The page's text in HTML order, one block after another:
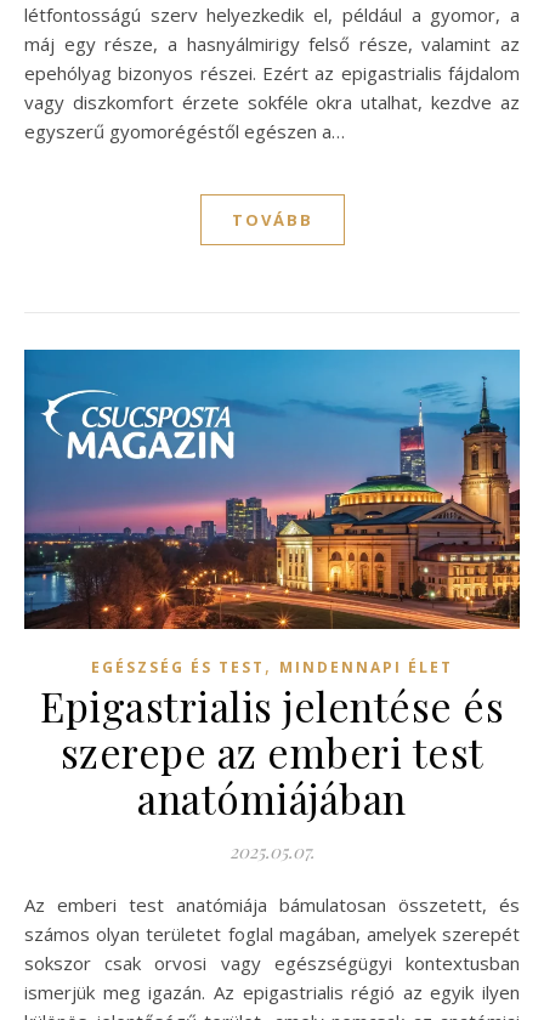
létfontosságú szerv helyezkedik el, például a gyomor, a
máj egy része, a hasnyálmirigy felső része, valamint az
epehólyag bizonyos részei. Ezért az epigastrialis fájdalom
vagy diszkomfort érzete sokféle okra utalhat, kezdve az
egyszerű gyomorégéstől egészen a…
TOVÁBB
EGÉSZSÉG ÉS TEST , MINDENNAPI ÉLET
Epigastrialis jelentése és
szerepe az emberi test
anatómiájában
2025.05.07.
Az emberi test anatómiája bámulatosan összetett, és
számos olyan területet foglal magában, amelyek szerepét
sokszor csak orvosi vagy egészségügyi kontextusban
ismerjük meg igazán. Az epigastrialis régió az egyik ilyen